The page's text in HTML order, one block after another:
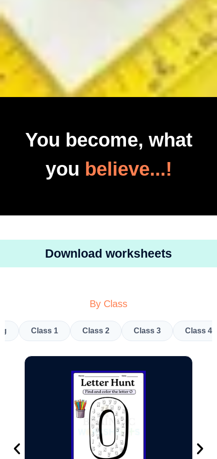
You become, what
you believe...!
Download worksheets
By Class
Class 1 Class 2 Class 3 Class 4